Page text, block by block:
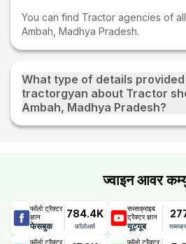
You can find Tractor agencies of
Ambah, Madhya Pradesh.
What type of details
tractorgyan about Tractor
Ambah, Madhya Pradesh?
At tractorgyan get tractor
Pradesh contact number, email,
ज्वाइन आवर
फॉलो ट्रैक्टर
ज्ञान
फेसबुक
784.4K
फ़ॉलोअर्स
सब्सक्राइब
ट्रैक्टर ज्ञान
यूट्यूब
फॉलो ट्रैक्टर
फॉलो ट्रैक्टर